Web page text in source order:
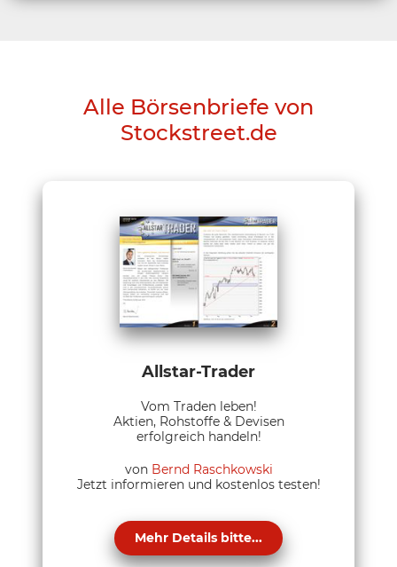
Alle Börsenbriefe von
Stockstreet.de
Allstar-Trader
Vom Traden leben!
Aktien, Rohstoffe & Devisen
erfolgreich handeln!
von Bernd Raschkowski
Jetzt informieren und kostenlos testen!
Mehr Details bitte...